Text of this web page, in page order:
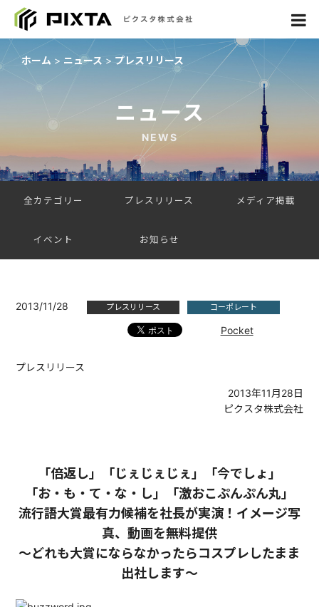
ホーム ニュース プレスリリース
ニュース
NEWS
全カテゴリー プレスリリース メディア掲載
イベント お知らせ
2013/11/28 プレスリリース コーポレート
Pocket
プレスリリース
2013年11月28日
ピクスタ株式会社
「倍返し」「じぇじぇじぇ」「今でしょ」
「お・も・て・な・し」「激おこぷんぷん丸」
流行語大賞最有力候補を社長が実演！イメージ写
真、動画を無料提供
～どれも大賞にならなかったらコスプレしたまま
出社します～